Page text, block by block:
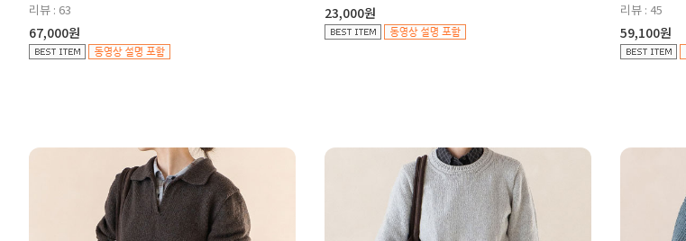
리뷰 : 63
67,000원
23,000원
리뷰 : 45
59,100원